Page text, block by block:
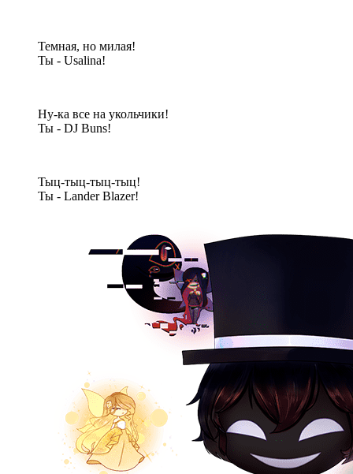
Темная, но милая!
Ты - Usalina!
Ну-ка все на укольчики!
Ты - DJ Buns!
Тыц-тыц-тыц-тыц!
Ты - Lander Blazer!